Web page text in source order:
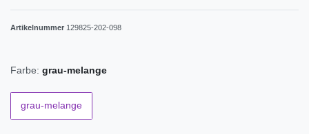
Artikelnummer 129825-202-098
Farbe: grau-melange
grau-melange